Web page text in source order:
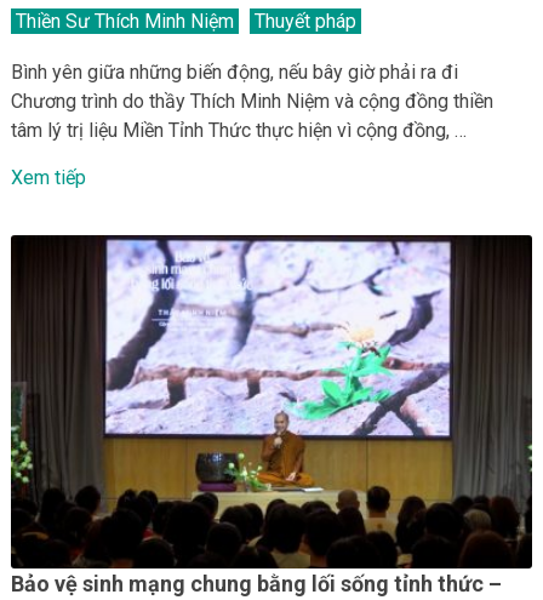
Thiền Sư Thích Minh Niệm
Thuyết pháp
Bình yên giữa những biến động, nếu bây giờ phải ra đi
Chương trình do thầy Thích Minh Niệm và cộng đồng thiền
tâm lý trị liệu Miền Tỉnh Thức thực hiện vì cộng đồng, …
Xem tiếp
Bảo vệ sinh mạng chung bằng lối sống tỉnh thức –